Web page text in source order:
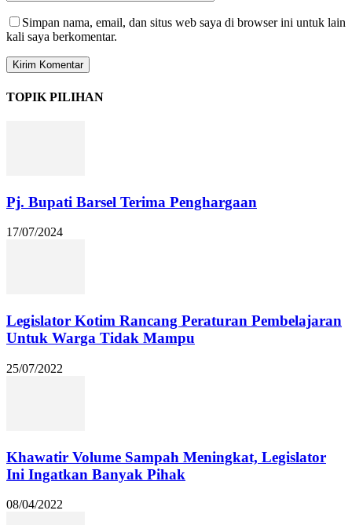
Simpan nama, email, dan situs web saya di browser ini untuk lain
kali saya berkomentar.
TOPIK PILIHAN
Pj. Bupati Barsel Terima Penghargaan
17/07/2024
Legislator Kotim Rancang Peraturan Pembelajaran
Untuk Warga Tidak Mampu
25/07/2022
Khawatir Volume Sampah Meningkat, Legislator
Ini Ingatkan Banyak Pihak
08/04/2022